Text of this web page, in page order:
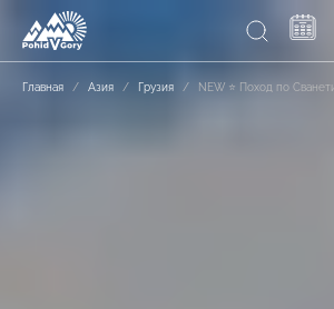
Главная / Азия / Грузия / NEW ⭐ Поход по